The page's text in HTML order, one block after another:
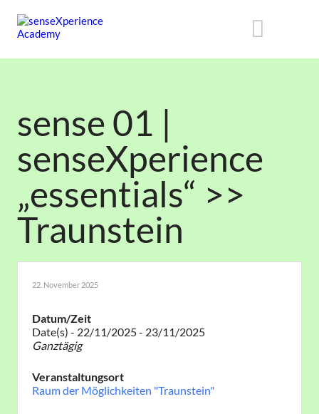
sense 01 |
senseXperience
„essentials“ >>
Traunstein
22. November 2025
Datum/Zeit
Date(s) - 22/11/2025 - 23/11/2025
Ganztägig
Veranstaltungsort
Raum der Möglichkeiten "Traunstein"